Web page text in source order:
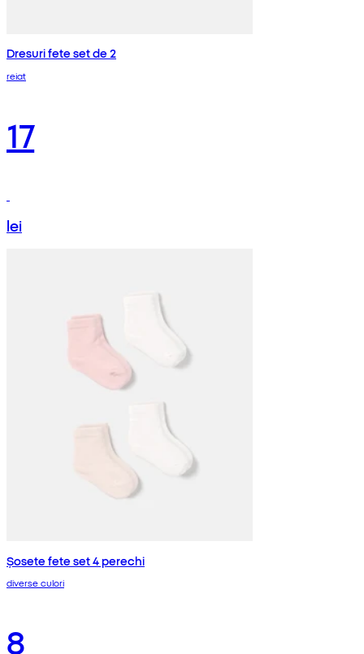
Dresuri fete set de 2
reiat
17
lei
Șosete fete set 4 perechi
diverse culori
8